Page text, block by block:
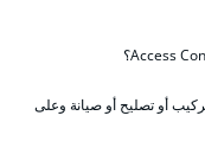
أو تصليح أو صيانة وعلى